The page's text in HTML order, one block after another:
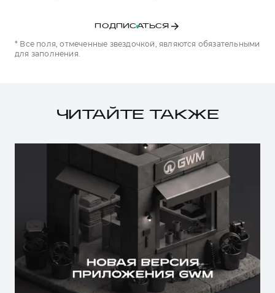
ПОДПИСАТЬСЯ
* Все поля, отмеченные звездочкой, являются обязательными
для заполнения.
ЧИТАЙТЕ ТАКЖЕ